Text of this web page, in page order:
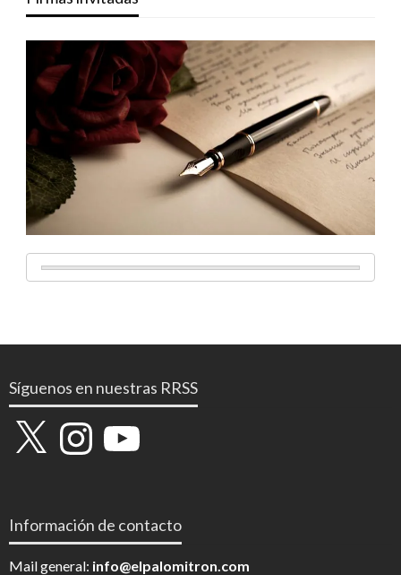
Síguenos en nuestras RRSS
X InstagramYouTube
Información de contacto
Mail general: info@elpalomitron.com